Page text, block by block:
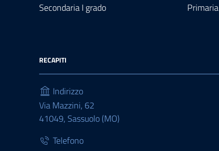
Secondaria I grado
RECAPITI
Indirizzo
Via Mazzini, 62
41049, Sassuolo (MO)
Telefono